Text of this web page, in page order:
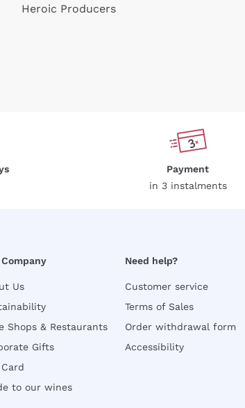
Heroic Producers
Payment
in 3 instalments
Us
Shops & Restaurants
Gifts
to our wines
Need help?
Customer service
Terms of Sales
Order withdrawal form
Accessibility